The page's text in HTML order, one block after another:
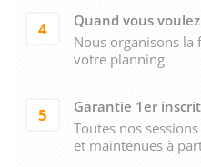
4
Quand vous voulez
Nous organisons
votre planning
5
Garantie 1er inscrit
Toutes nos
et maintenues à